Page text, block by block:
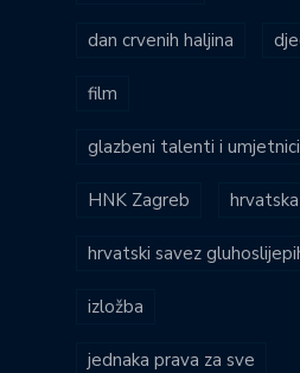
dan crvenih haljina
film
glazbeni talenti i
HNK Zagreb hrvatska
hrvatski savez
izložba
jednaka prava za sve